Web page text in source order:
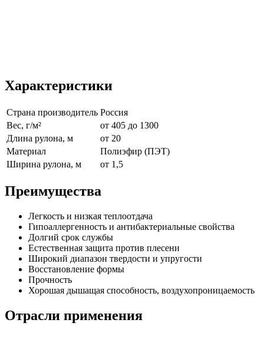
Характеристики
Страна производитель Россия
Вес, г/м²
от 405 до 1300
Длина рулона, м
от 20
Материал
Полиэфир (ПЭТ)
Ширина рулона, м
от 1,5
Преимущества
Легкость и низкая теплоотдача
Гипоаллергенность и антибактериальные свойства
Долгий срок службы
Естественная защита против плесени
Широкий диапазон твердости и упругости
Восстановление формы
Прочность
Хорошая дышащая способность, воздухопроницаемость
Отрасли применения